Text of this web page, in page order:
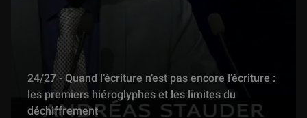
24/27 - Quand l’écriture n’est pas encore l’écriture :
les premiers hiéroglyphes et les limites du
déchiffrement